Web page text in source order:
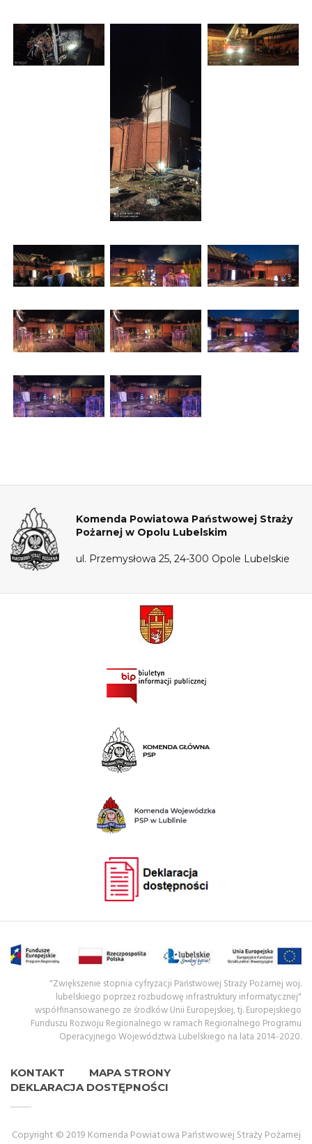
Komenda Powiatowa Państwowej Straży
Pożarnej w Opolu Lubelskim
ul. Przemysłowa 25, 24-300 Opole Lubelskie
KONTAKT
MAPA STRONY
DEKLARACJA DOSTĘPNOŚCI
Copyright © 2019 Komenda Powiatowa Państwowej Straży Pożarnej
"Zwiększenie stopnia cyfryzacji Państwowej Straży Pożarnej woj.
lubelskiego poprzez rozbudowę infrastruktury informatycznej"
współfinansowanego ze środków Unii Europejskiej, tj. Europejskiego
Funduszu Rozwoju Regionalnego w ramach Regionalnego Programu
Operacyjnego Województwa Lubelskiego na lata 2014-2020.